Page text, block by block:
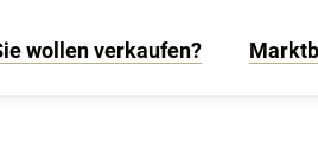
wollen verkaufen?